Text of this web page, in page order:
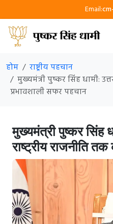
Email:
होम
राष्ट्रीय पहचान
मुख्यमंत्री पुष्कर सिंह धामी:
प्रभावशाली सफर पहचान
मुख्यमंत्री पुष्कर सिंह
राष्ट्रीय राजनीति